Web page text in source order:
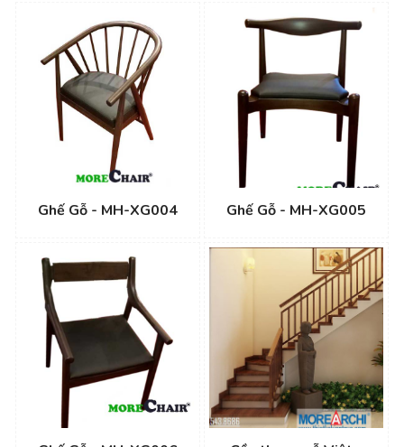
Ghế Gỗ - MH-XG004 Ghế Gỗ - MH-XG005